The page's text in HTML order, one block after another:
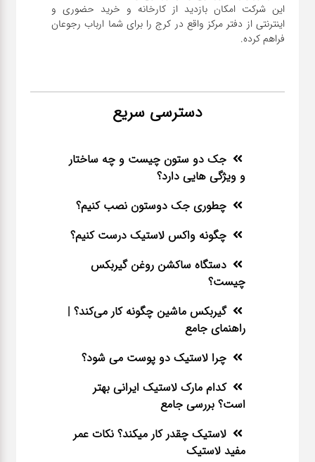
این شرکت امکان بازدید از کارخانه و خرید حضوری و
اینترنتی از دفتر مرکز واقع در کرج را برای شما ارباب رجوعان
فراهم کرده.
دسترسی سریع
جک دو ستون چیست و چه ساختار
و ویژگی هایی دارد؟
چطوری جک دوستون نصب کنیم؟
چگونه واکس لاستیک درست کنیم؟
دستگاه ساکشن روغن گیربکس
چیست؟
گیربکس ماشین چگونه کار می‌کند؟ |
راهنمای جامع
چرا لاستیک دو پوست می شود؟
کدام مارک لاستیک ایرانی بهتر
است؟ بررسی جامع
لاستیک چقدر کار میکند؟ نکات عمر
مفید لاستیک